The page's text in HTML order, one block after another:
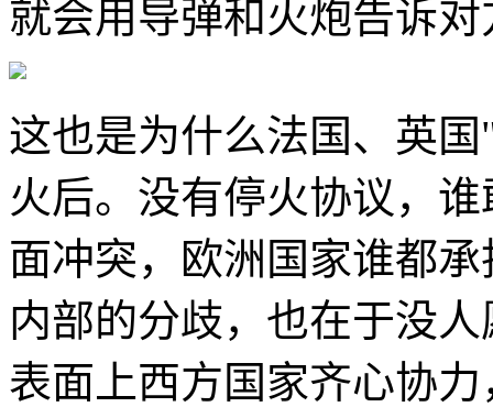
就会用导弹和火炮告诉
这也是为什么法国、英
火后。没有停火协议，
面冲突，欧洲国家谁都
内部的分歧，也在于没
表面上西方国家齐心协